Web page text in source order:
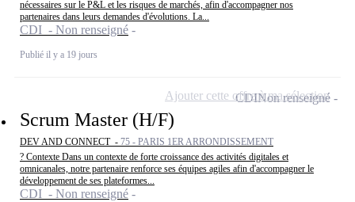
nécessaires sur le P&L et les risques de marchés, afin d'accompagner nos
partenaires dans leurs demandes d'évolutions. La...
CDI - Non renseigné
Publié il y a 19 jours
Scrum Master (H/F)
DEV AND CONNECT - 75 - PARIS 1ER ARRONDISSEMENT
? Contexte Dans un contexte de forte croissance des activités digitales et
omnicanales, notre partenaire renforce ses équipes agiles afin d'accompagner le
développement de ses plateformes...
CDI - Non renseigné
CDINon renseigné
Ajouter cette offre à ma sélection